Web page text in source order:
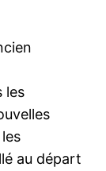
les
au départ